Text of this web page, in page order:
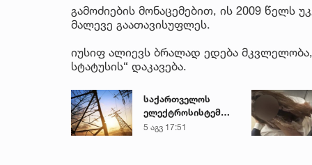
გამოძიების მონაცემებით, ის 2009 წელს
მალევე გაათავისუფლეს.
იუსიფ ალიევს ბრალად ედება
სტატუსის“ დაკავება.
საქართველოს
ელექტროსისტემა
სპეციალურ
5 აგვ 17:51